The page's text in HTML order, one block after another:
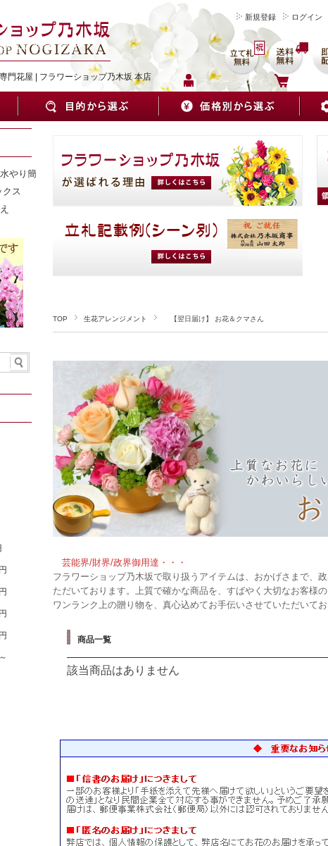
門花屋 | フラワーショップ乃木坂 本店
上の贈り物を
新規登録 ログイン
マイページへログイン
TOP 生花アレンジメント 【翌日届け】 お花＆クマさん
芸能界/財界/政界御用達・・・
フラワーショップ乃木坂で取り扱うアイテムは、おかげさまで、
ただいております。上質で確かな商品を、すばやく大切なお客様の
ワンランク上の贈り物を、真心込めてお手伝いさせていただいてお
商品一覧
該当商品はありません
水やり簡
クス